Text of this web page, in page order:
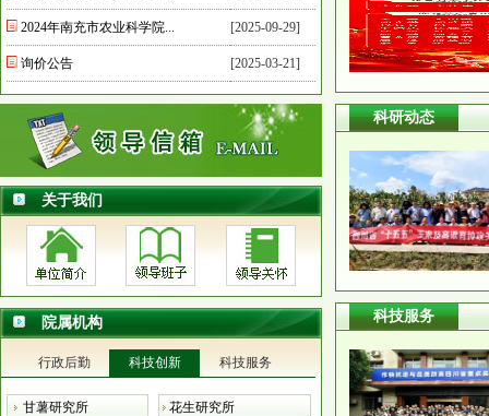
2024年南充市农业科学院... [2025-09-29]
询价公告 [2025-03-21]
关于我们
院属机构
行政后勤 科技创新 科技服务
甘薯研究所 花生研究所
科研动态
科技服务